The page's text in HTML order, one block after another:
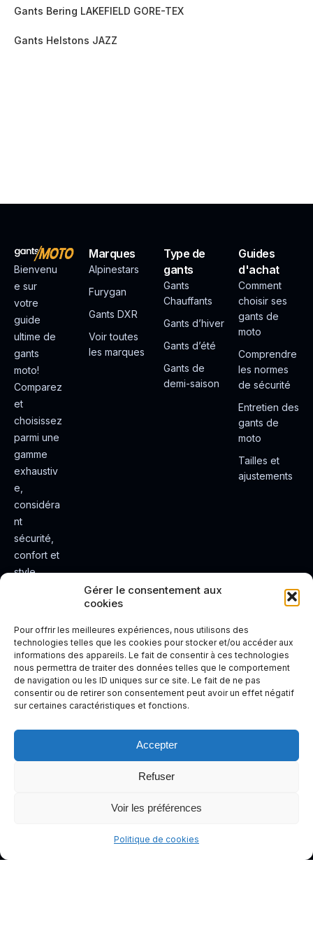
Gérer le consentement aux
cookies
Pour offrir les meilleures expériences, nous utilisons des
technologies telles que les cookies pour stocker et/ou accéder aux
informations des appareils. Le fait de consentir à ces technologies
nous permettra de traiter des données telles que le comportement
de navigation ou les ID uniques sur ce site. Le fait de ne pas
consentir ou de retirer son consentement peut avoir un effet négatif
sur certaines caractéristiques et fonctions.
Accepter
Refuser
Voir les préférences
Politique de cookies
Gants Bering LAKEFIELD GORE-TEX
Gants Helstons JAZZ
Bienvenu
e sur
votre
guide
ultime de
gants
moto!
Comparez
et
choisissez
parmi une
gamme
exhaustiv
e,
considéra
nt
sécurité,
confort et
style.
e de
conduite
plus sûre
et plus
agréable.
Marques
Alpinestars
Furygan
Gants DXR
Voir toutes
les marques
Type de
gants
Gants
Chauffants
Gants d’hiver
Gants d’été
Gants de
demi-saison
Guides
d'achat
Comment
choisir ses
gants de
moto
Comprendre
les normes
de sécurité
Entretien des
gants de
moto
Tailles et
ajustements